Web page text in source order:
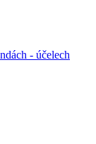
- účelech